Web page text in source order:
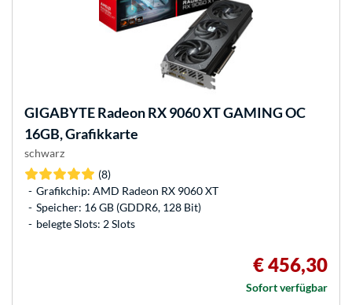
GIGABYTERadeon RX 9060 XT GAMING OC
16GB, Grafikkarte
schwarz
(8)
Grafikchip: AMD Radeon RX 9060 XT
Speicher: 16 GB (GDDR6, 128 Bit)
belegte Slots: 2 Slots
€ 456,30
Sofort verfügbar